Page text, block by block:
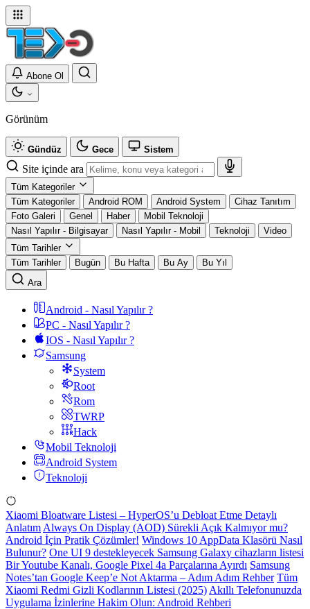
Abone Ol
Görünüm
Gündüz Gece Sistem
Site içinde ara
Tüm Kategoriler
Tüm Kategoriler
Android ROM Android System
Cihaz Tanıtım
Foto Galeri
Genel Haber
Mobil Teknoloji
Nasıl Yapılır - Bilgisayar
Nasıl Yapılır - Mobil Teknoloji
Video
Tüm Tarihler
Tüm Tarihler
Bugün Bu Hafta Bu Ay
Bu Yıl
Ara
Android - Nasıl Yapılır ?
PC - Nasıl Yapılır ?
IOS - Nasıl Yapılır ?
Samsung
System
Root
Rom
TWRP
Hack
Mobil Teknoloji
Android System
Teknoloji
Xiaomi Bloatware Listesi – HyperOS’u Debloat Etme Detaylı
Anlatım Always On Display (AOD) Sürekli Açık Kalmıyor mu?
Android İçin Pratik Çözümler! Windows 10 AppData Klasörü Nasıl
Bulunur? One UI 9 destekleyecek Samsung Galaxy cihazların listesi
Bir Youtube Kanalı, Google Pixel 4a Parçalarına Ayırdı Samsung
Notes’tan Google Keep’e Not Aktarma – Adım Adım Rehber Tüm
Xiaomi Redmi Gizli Kodlarının Listesi (2025) Akıllı Telefonunuzda
Uygulama İzinlerine Hakim Olun: Android Rehberi